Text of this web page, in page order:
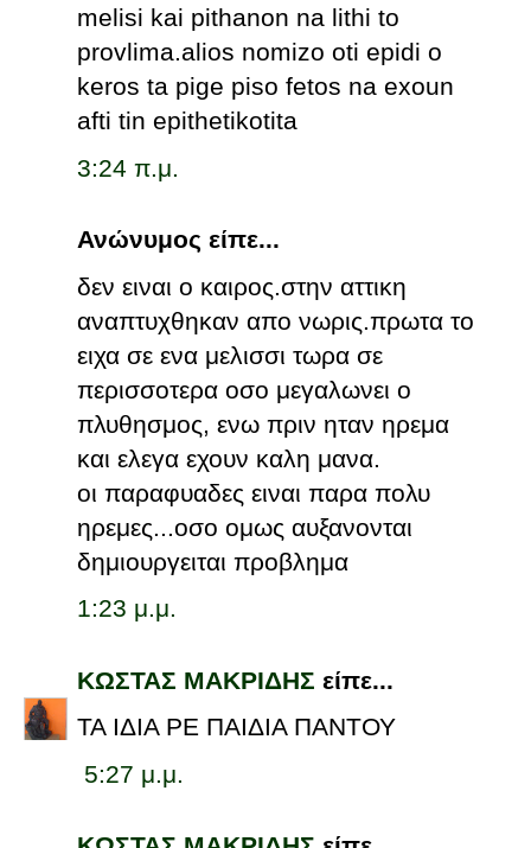
melisi kai pithanon na lithi to
provlima.alios nomizo oti epidi o
keros ta pige piso fetos na exoun
afti tin epithetikotita
3:24 π.μ.
Ανώνυμος είπε...
δεν ειναι ο καιρος.στην αττικη
αναπτυχθηκαν απο νωρις.πρωτα το
ειχα σε ενα μελισσι τωρα σε
περισσοτερα οσο μεγαλωνει ο
πλυθησμος, ενω πριν ηταν ηρεμα
και ελεγα εχουν καλη μανα.
οι παραφυαδες ειναι παρα πολυ
ηρεμες...οσο ομως αυξανονται
δημιουργειται προβλημα
1:23 μ.μ.
ΚΩΣΤΑΣ ΜΑΚΡΙΔΗΣ είπε...
ΤΑ ΙΔΙΑ ΡΕ ΠΑΙΔΙΑ ΠΑΝΤΟΥ
5:27 μ.μ.